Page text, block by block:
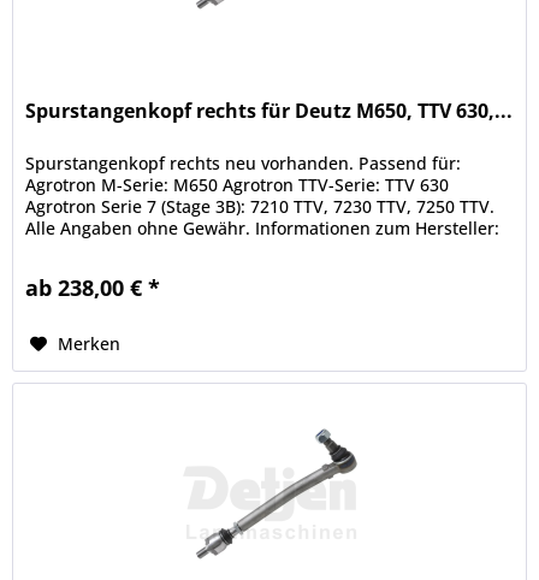
Spurstangenkopf rechts für Deutz M650, TTV 630,...
Spurstangenkopf rechts neu vorhanden. Passend für:
Agrotron M-Serie: M650 Agrotron TTV-Serie: TTV 630
Agrotron Serie 7 (Stage 3B): 7210 TTV, 7230 TTV, 7250 TTV.
Alle Angaben ohne Gewähr. Informationen zum Hersteller:
ab 238,00 € *
Merken